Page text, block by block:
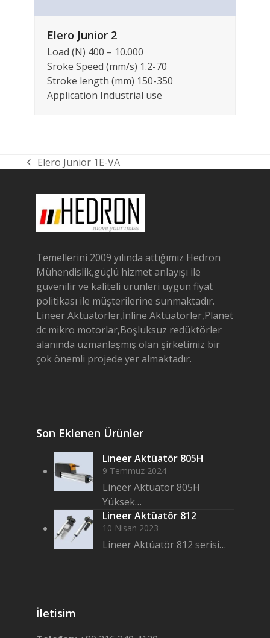
Elero Junior 2
Load (N) 400 – 10.000
Sroke Speed (mm/s) 1.2-70
Stroke length (mm) 150-350
Application Industrial use
previous
Elero Junior 1E-VA
Temellerini 2009 yılında attığımız Hedron
Mühendislik,güçlü hizmet anlayışı ile
güvenilir ve kaliteli ürünleri uygun fiyat
politikası ile müşterilerine sunmaktadır.
Lineer Aktüatörler,İnline Aktüatörler,Planet
dc mikro motorlar,Boşluksuz redüktörler
alanında uzmanlaşmış olan şirketimiz bir
çok önemli projede yer almaktadır.
Son Eklenen Ürünler
Lineer Aktüatör 805H
9 Temmuz 2024
Lineer Aktüatör 805H
Yüksek…
Lineer Aktüatör 812
10 Nisan 2023
Lineer Aktüatör 812 serisi…
İletisim